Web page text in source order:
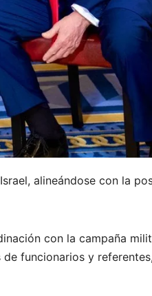
alineándose con la
con la campaña
funcionarios y referentes,